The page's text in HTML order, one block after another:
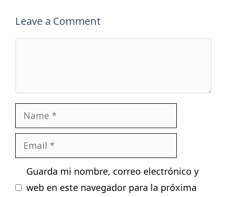
Leave a Comment
Name
Email
Guarda mi nombre, correo electrónico y
web en este navegador para la próxima